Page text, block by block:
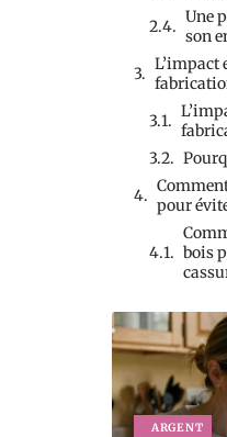
Une
son
L’impact
pour
bois
ARGENT